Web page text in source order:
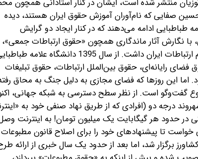
صفایی که نام‌آوران آموزش حقوق ایران هستند، دیده
طباطبایی ادامه می‌دهند که در کنار ایجاد دو گرایش
با نگارش آثار ماندگاری همچون «حقوق ارتباطات جمعی»،
«حقوق مطبوعات»، «روزنامه‌نگاری» و... نقش بسزایی در توسعه و ارتقای علوم ارتباطات ایران داشت. از سال 1395 دانشگاه
رایانه‌ای، حقوق بین‌الملل ارتباطات، حقوق تبلیغات
اما این روزها که فضای مجازی به دلیل جنگ به محاق
گفت‌وگو است. از نظر سطح دسترسی به شبکه جهانی،
درجه دو (افرادی که از طریق نهاد صنفی خود به
در حدود هر گیگابایت یک میلیون تومان! به اینترنت
خواست تا پیشنهادهای خود را برای اصلاح قانون مطبوعات
برگزار شد، اما بعد از حدود یک سال خبری از ارائه